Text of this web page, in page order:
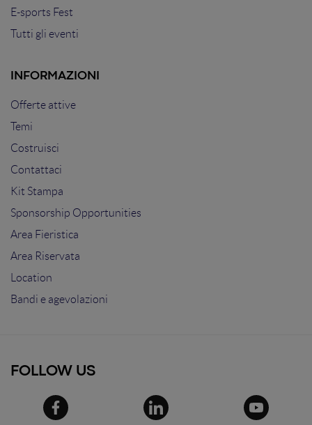
E-sports Fest
Tutti gli eventi
INFORMAZIONI
Offerte attive
Temi
Costruisci
Contattaci
Kit Stampa
Sponsorship Opportunities
Area Fieristica
Area Riservata
Location
Bandi e agevolazioni
FOLLOW US